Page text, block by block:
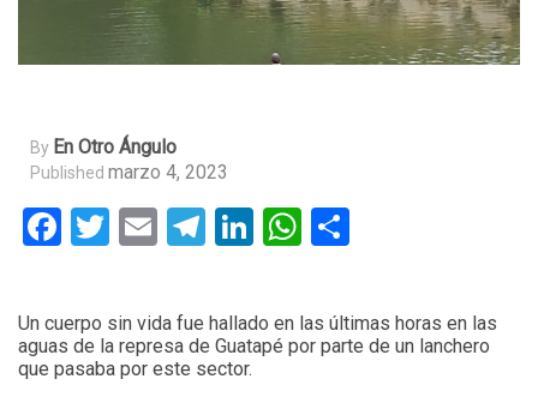
By En Otro Ángulo
Published marzo 4, 2023
Facebook
Twitter
EmailTelegram
LinkedIn
WhatsApp
Un cuerpo sin vida fue hallado en las últimas horas en las
aguas de la represa de Guatapé por parte de un lanchero
que pasaba por este sector.